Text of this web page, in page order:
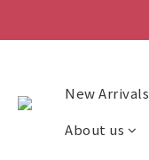
New Arrivals
About us